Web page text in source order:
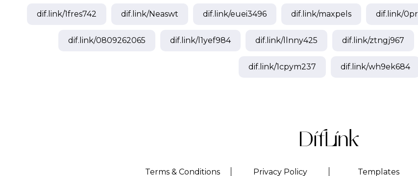
dif.link/1fres742 dif.link/Neaswt dif.link/euei3496 dif.link/maxpels dif.link/
dif.link/0809262065 dif.link/l1yef984 dif.link/llnny425 dif.link/ztngj967
dif.link/1cpym237 dif.link/wh9ek684
Terms & Conditions Privacy Policy Templates